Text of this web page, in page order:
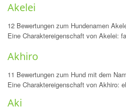
Akelei
12 Bewertungen zum Hundenamen
Eine Charaktereigenschaft von Akelei:
Akhiro
11 Bewertungen zum Hund mit dem
Eine Charaktereigenschaft von Akhiro:
Aki